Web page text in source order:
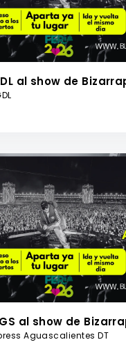
al show de
al show de
Aguascalientes DT